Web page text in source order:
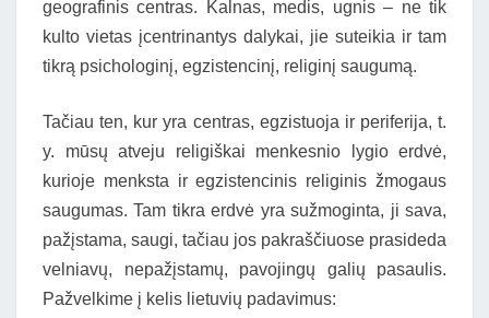
geografinis centras. Kalnas, medis, ugnis – ne tik
kulto vietas įcentrinantys dalykai, jie suteikia ir tam
tikrą psichologinį, egzistencinį, religinį saugumą.
Tačiau ten, kur yra centras, egzistuoja ir periferija, t.
y. mūsų atveju religiškai menkesnio lygio erdvė,
kurioje menksta ir egzistencinis religinis žmogaus
saugumas. Tam tikra erdvė yra sužmoginta, ji sava,
pažįstama, saugi, tačiau jos pakraščiuose prasideda
velniavų, nepažįstamų, pavojingų galių pasaulis.
Pažvelkime į kelis lietuvių padavimus: